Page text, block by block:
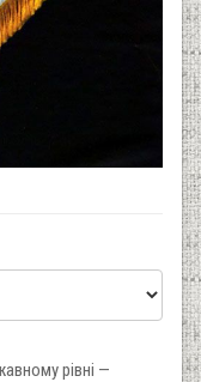
рівні —